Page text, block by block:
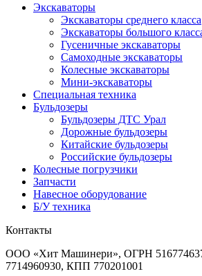
Экскаваторы
Экскаваторы среднего класса
Экскаваторы большого
Гусеничные экскаваторы
Самоходные экскаваторы
Колесные экскаваторы
Мини-экскаваторы
Специальная техника
Бульдозеры
Бульдозеры ДТС Урал
Дорожные бульдозеры
Китайские бульдозеры
Российские бульдозеры
Колесные погрузчики
Запчасти
Навесное оборудование
Б/У техника
Контакты
ООО «Хит Машинери», ОГРН
7714960930, КПП 770201001